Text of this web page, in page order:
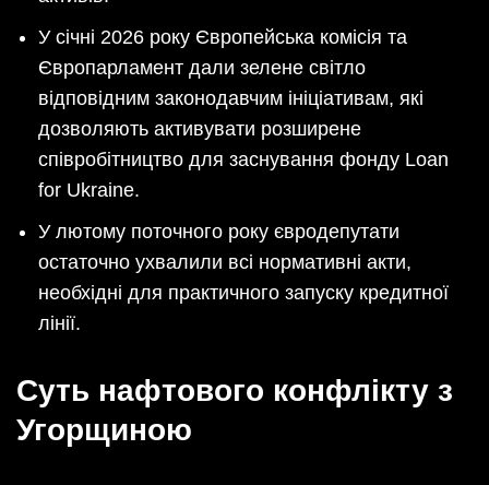
У січні 2026 року Європейська комісія та
Європарламент дали зелене світло
відповідним законодавчим ініціативам, які
дозволяють активувати розширене
співробітництво для заснування фонду Loan
for Ukraine.
У лютому поточного року євродепутати
остаточно ухвалили всі нормативні акти,
необхідні для практичного запуску кредитної
лінії.
Суть нафтового конфлікту з
Угорщиною